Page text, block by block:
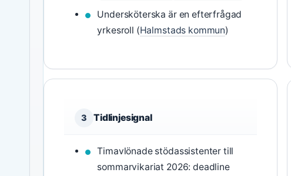
Undersköterska är en efterfrågad
yrkesroll (Halmstads kommun)
3 Tidlinjesignal
Timavlönade stödassistenter till
sommarvikariat 2026: deadline